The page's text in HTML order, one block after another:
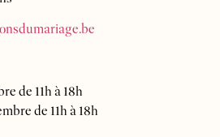
de 11h à 18h
de 11h à 18h